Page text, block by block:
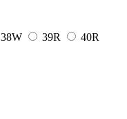
38W 39R
40R